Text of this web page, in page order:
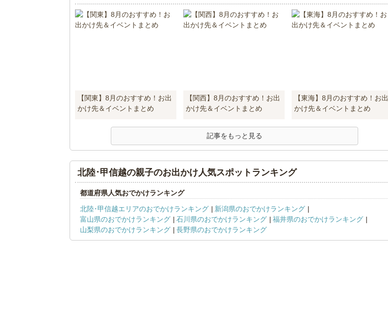
【関東】8月のおすすめ！お出
かけ先＆イベントまとめ
【関西】8月のおすすめ！お出
かけ先＆イベントまとめ
【東海】8月のおすすめ！お出
かけ先＆イベントまとめ
記事をもっと見る
北陸･甲信越の親子のお出かけ人気スポットランキング
都道府県人気おでかけランキング
北陸･甲信越エリアのおでかけランキング
新潟県のおでかけランキング
富山県のおでかけランキング
石川県のおでかけランキング
福井県のおでかけランキング
山梨県のおでかけランキング
長野県のおでかけランキング